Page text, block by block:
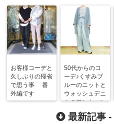
お客様コーデと
久しぶりの帰省
で思う事 番
外編です
50代からのコ
ーデ♪くすみブ
ルーのニットと
ウォッシュデニ
ムのワントーン
コーデ＆機種変
更
最新記事 -